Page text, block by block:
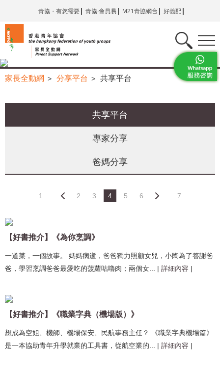
青協・有您需要 青協‧會員易 M21青協網台 好義配
家長全動網 > 分享平台 > 共享平台
共享平台
專家分享
爸媽分享
1... 2 3 4 5 6 ...7
【好書推介】《為你烹調》
一道菜，一個故事。 媽媽病逝，爸爸獨力照顧女兒，小陶為了答謝爸
爸，學習烹調爸爸最愛吃的菠蘿咕嚕肉；兩個女... | 詳細內容 |
【好書推介】《職業字典（機場版）》
想成為空姐、機師、機場保安、民航事務主任？ 《職業字典機場篇》
是一本協助青年升學就業的工具書，從航空業的... | 詳細內容 |